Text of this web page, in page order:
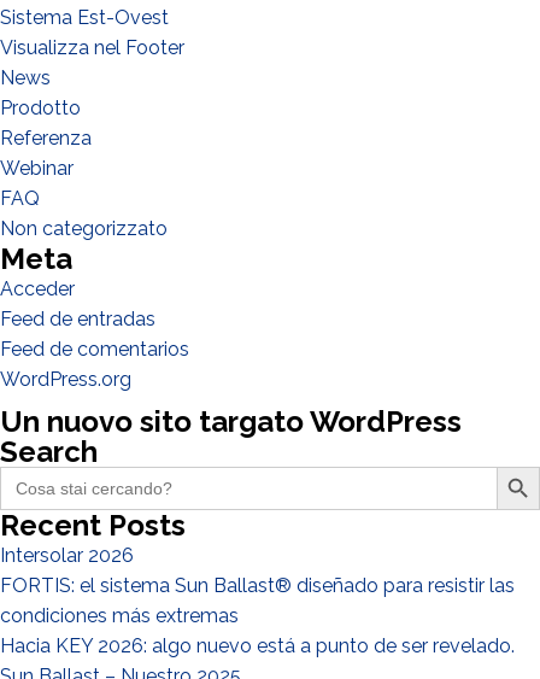
Sistema Est-Ovest
Visualizza nel Footer
News
Prodotto
Referenza
Webinar
FAQ
Non categorizzato
Meta
Acceder
Feed de entradas
Feed de comentarios
WordPress.org
Un nuovo sito targato WordPress
Search
Search
for:
Search Button
Recent Posts
Intersolar 2026
FORTIS: el sistema Sun Ballast® diseñado para resistir las
condiciones más extremas
Hacia KEY 2026: algo nuevo está a punto de ser revelado.